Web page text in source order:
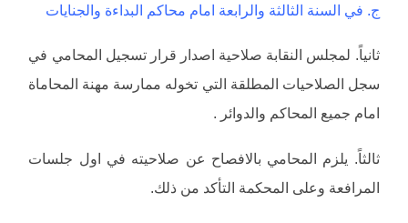
ج. في السنة الثالثة والرابعة امام محاكم البداءة والجنايات
ثانياً. لمجلس النقابة صلاحية اصدار قرار تسجيل المحامي في
سجل الصلاحيات المطلقة التي تخوله ممارسة مهنة المحاماة
امام جميع المحاكم والدوائر .
ثالثاً. يلزم المحامي بالافصاح عن صلاحيته في اول جلسات
المرافعة وعلى المحكمة التأكد من ذلك.